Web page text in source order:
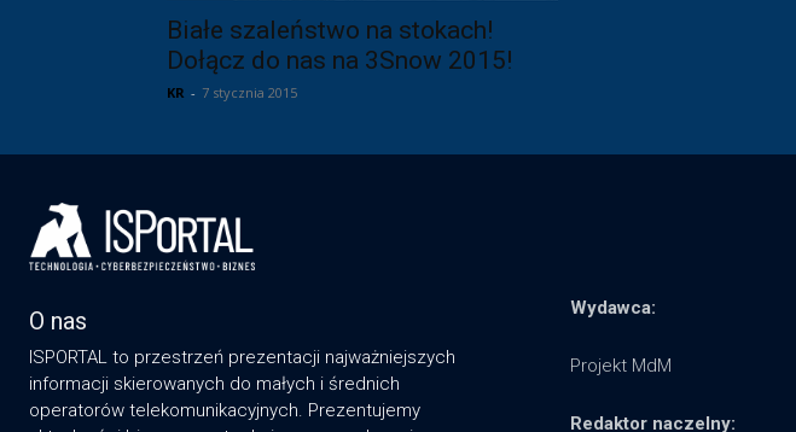
Białe szaleństwo na stokach!
Dołącz do nas na 3Snow 2015!
KR - 7 stycznia 2015
O nas
ISPORTAL to przestrzeń prezentacji najważniejszych
informacji skierowanych do małych i średnich
operatorów telekomunikacyjnych. Prezentujemy
Wydawca:
Projekt MdM
Redaktor naczelny: